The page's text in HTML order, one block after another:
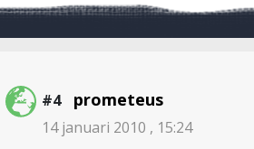
#4 prometeus
14 januari 2010 , 15:24